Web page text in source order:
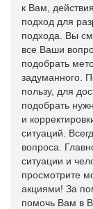
к Вам,
подход для
подхода. Вы
все Ваши
подобрать
задуманного.
пользу, для
подобрать
и
ситуаций.
вопроса.
ситуации и
просмотрите
акциями! За
помочь Вам в